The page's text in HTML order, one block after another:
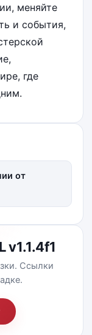
меняйте
и события,
где
от
v1.1.4f1
Ссылки